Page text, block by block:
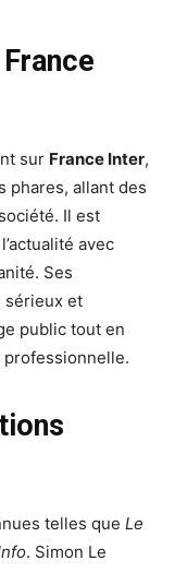
sur France Inter,
phares, allant des
Il est
avec
Ses
sérieux et
public tout en
professionnelle.
telles que Le
. Simon Le